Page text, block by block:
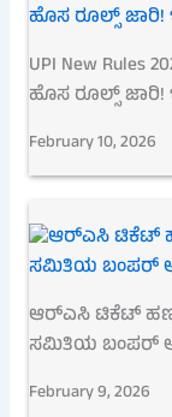
UPI New
ಹೊಸ ರೂಲ್ಸ್
February 10, 2026
ಆರ್‌ಎಸಿ ಟಿಕೆಟ್ ಹಣ
ಸಮಿತಿಯ ಬಂಪರ್
February 9, 2026